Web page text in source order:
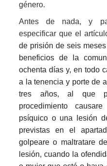
género.
Antes de nada, y
especificar que el
de prisión de seis
beneficios de la
ochenta días y, en todo
a la tenencia y porte de
tres años, al que
procedimiento
psíquico o una lesión
previstas en el
golpeare o maltratare
lesión, cuando la